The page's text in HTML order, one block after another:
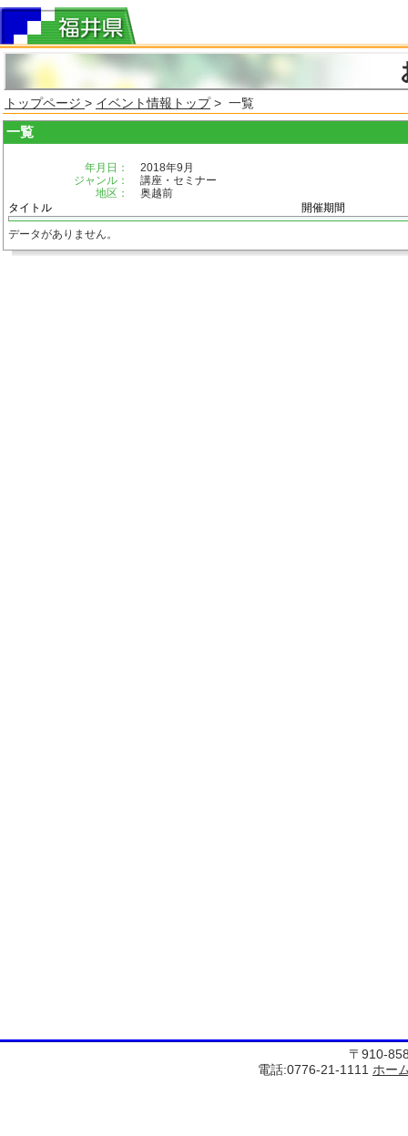
トップページ > イベント情報トップ> 一覧
一覧
年月日：
2018年9月
ジャンル：
講座・セミナー
地区：
奥越前
タイトル
開催期間
データがありません。
〒910-
電話:0776-21-1111 ホー